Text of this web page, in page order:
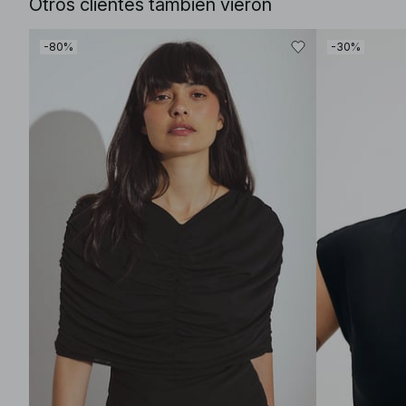
Otros clientes también vieron
-80% -30%